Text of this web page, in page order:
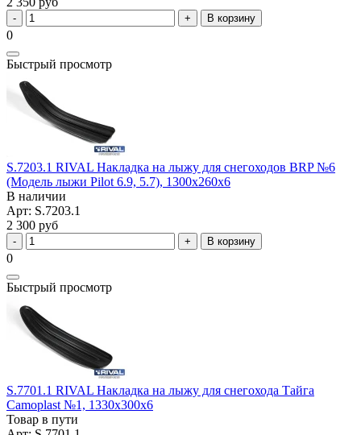
В корзину
0
Быстрый просмотр
S.7203.1 RIVAL Накладка на лыжу для снегоходов BRP №6
(Модель лыжи Pilot 6.9, 5.7), 1300x260x6
В наличии
Арт: S.7203.1
2 300 руб
В корзину
0
Быстрый просмотр
S.7701.1 RIVAL Накладка на лыжу для снегохода Тайга
Camoplast №1, 1330х300х6
Товар в пути